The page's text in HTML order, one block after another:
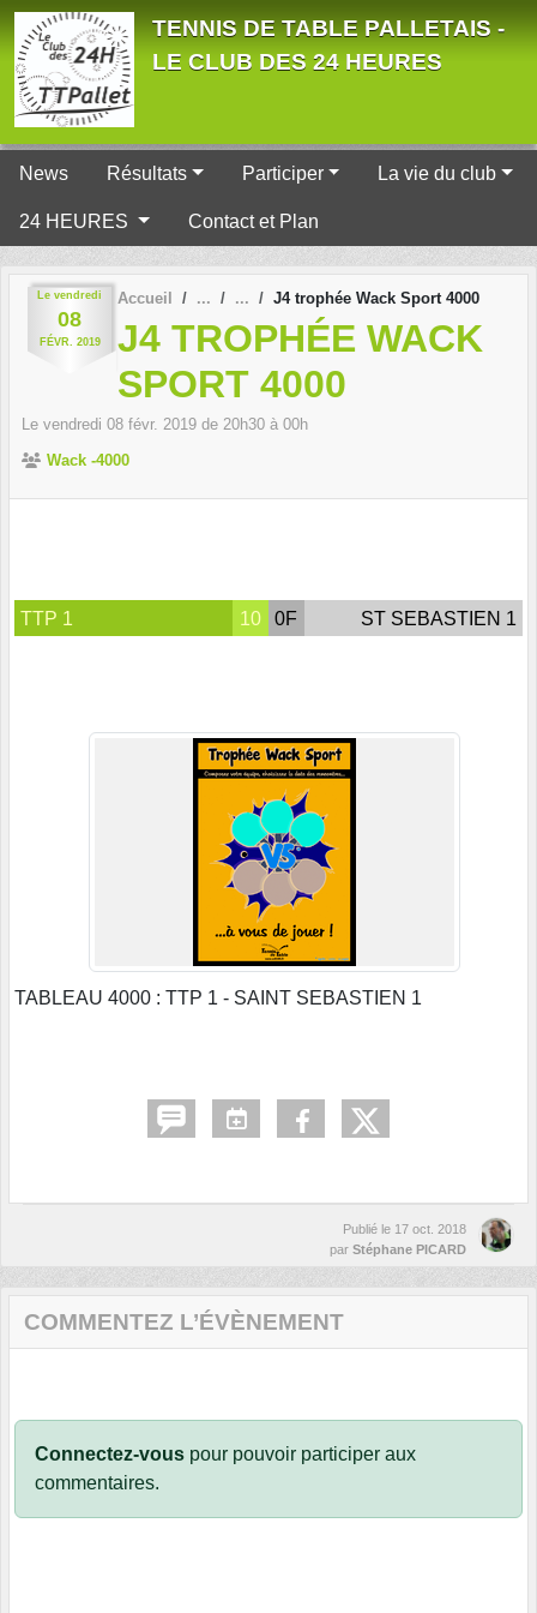
TENNIS DE TABLE PALLETAIS -
LE CLUB DES 24 HEURES
News Résultats Participer La vie du club
24 HEURES Contact et Plan
Le vendredi
08
FÉVR. 2019
Accueil J4 trophée Wack Sport 4000
J4 TROPHÉE WACK
SPORT 4000
Le vendredi 08 févr. 2019 de 20h30 à 00h
Wack -4000
TTP 1 10 0F ST SEBASTIEN 1
TABLEAU 4000 : TTP 1 - SAINT SEBASTIEN 1
Publié le 17 oct. 2018
par Stéphane PICARD
COMMENTEZ L’ÉVÈNEMENT
Connectez-vous pour pouvoir participer aux
commentaires.
Panneau de gestion des cookies